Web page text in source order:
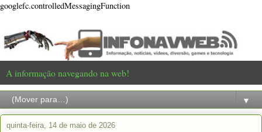
googlefc.controlledMessagingFunction
A informação navegando na web!
▼
quinta-feira, 14 de maio de 2026